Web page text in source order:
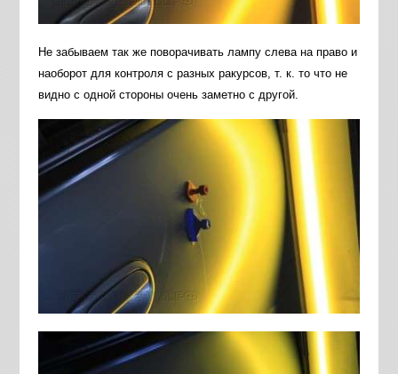
Не забываем так же поворачивать лампу слева на право и
наоборот для контроля с разных ракурсов, т. к. то что не
видно с одной стороны очень заметно с другой.